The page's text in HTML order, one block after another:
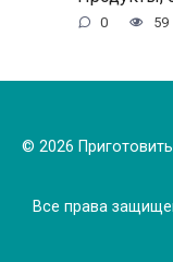
0 59
© 2026
Все права